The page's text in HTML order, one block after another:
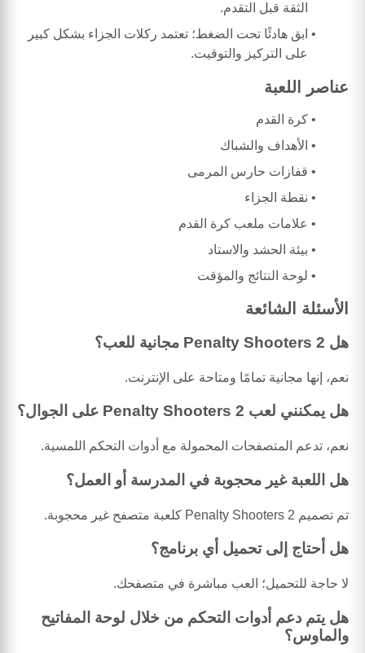
الثقة قبل التقدم.
ابق هادئًا تحت الضغط؛ تعتمد ركلات الجزاء بشكل كبير
على التركيز والتوقيت.
عناصر اللعبة
كرة القدم
الأهداف والشباك
قفازات حارس المرمى
نقطة الجزاء
علامات ملعب كرة القدم
بيئة الحشد والاستاد
لوحة النتائج والمؤقت
الأسئلة الشائعة
هل Penalty Shooters 2 مجانية للعب؟
نعم، إنها مجانية تمامًا ومتاحة على الإنترنت.
هل يمكنني لعب Penalty Shooters 2 على الجوال؟
نعم، تدعم المتصفحات المحمولة مع أدوات التحكم اللمسية.
هل اللعبة غير محجوبة في المدرسة أو العمل؟
تم تصميم Penalty Shooters 2 كلعبة متصفح غير محجوبة.
هل أحتاج إلى تحميل أي برنامج؟
لا حاجة للتحميل؛ العب مباشرة في متصفحك.
هل يتم دعم أدوات التحكم من خلال لوحة المفاتيح
والماوس؟